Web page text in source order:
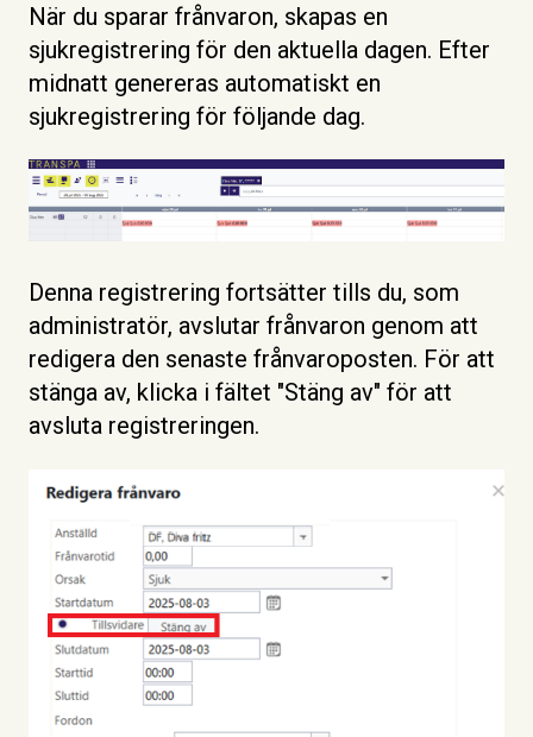
När du sparar frånvaron, skapas en
sjukregistrering för den aktuella dagen. Efter
midnatt genereras automatiskt en
sjukregistrering för följande dag.
Denna registrering fortsätter tills du, som
administratör, avslutar frånvaron genom att
redigera den senaste frånvaroposten. För att
stänga av, klicka i fältet "Stäng av" för att
avsluta registreringen.